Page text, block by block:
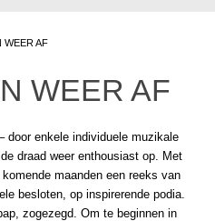
WEER AF
WEER AF
door enkele individuele muzikale
draad weer enthousiast op. Met
maanden een reeks van
besloten, op inspirerende podia.
zogezegd. Om te beginnen in